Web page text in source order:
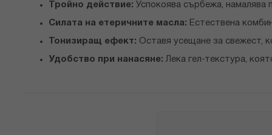
Тройно действие: Успокоява сърбежа, намалява
Силата на етеричните масла: Естествена
Тонизиращ ефект: Оставя усещане за свежест,
Удобство при нанасяне: Лека гел-текстура,